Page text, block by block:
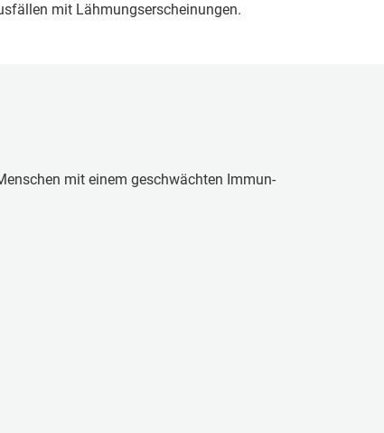
mit Läh­mungs­er­schei­nun­gen.
mit einem ge­schwäch­ten Im­mun­